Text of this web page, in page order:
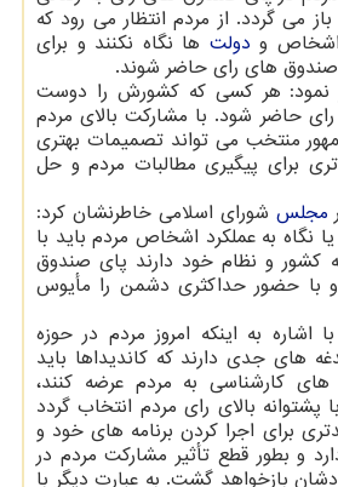
می گردد. از مردم انتظار می رود که
و دولت ها نگاه نکنند و برای
های رای حاضر شوند.
نمود: هر کسی که کشورش را دوست
حاضر شود. با مشارکت بالای مردم
منتخب می تواند تصمیمات بهتری
برای پیگیری مطالبات مردم و حل
مجلس شورای اسلامی خاطرنشان کرد:
نگاه به عملکرد اشخاص مردم باید با
کشور و نظام خود دارند پای صندوق
با حضور حداکثری دشمن را مأیوس
اشاره به اینکه امروز مردم در حوزه
های جدی دارند که کاندیداها باید
های کارشناسی به مردم عرضه کنند،
بالای رای مردم انتخاب گردد
برای اجرا کردن برنامه های خود و
و بطور قطع تأثیر مشارکت مردم در
بازخواهد گشت. به عبارت دیگر با